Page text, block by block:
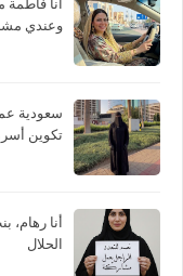
وعندي
تكوين
أنا
الحلال